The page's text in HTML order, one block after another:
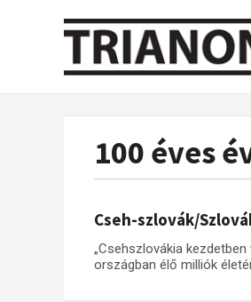
100 éves
Cseh-szlovák/
„Csehszlovákia
országban élő milliók